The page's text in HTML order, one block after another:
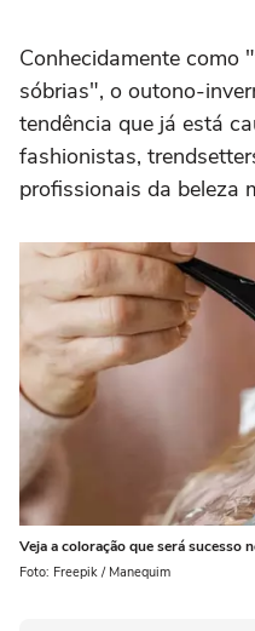
Conhecidamente como
sóbrias", o outono-
tendência que já está
fashionistas,
profissionais da beleza
Veja a coloração que será sucesso
Foto: Freepik / Manequim